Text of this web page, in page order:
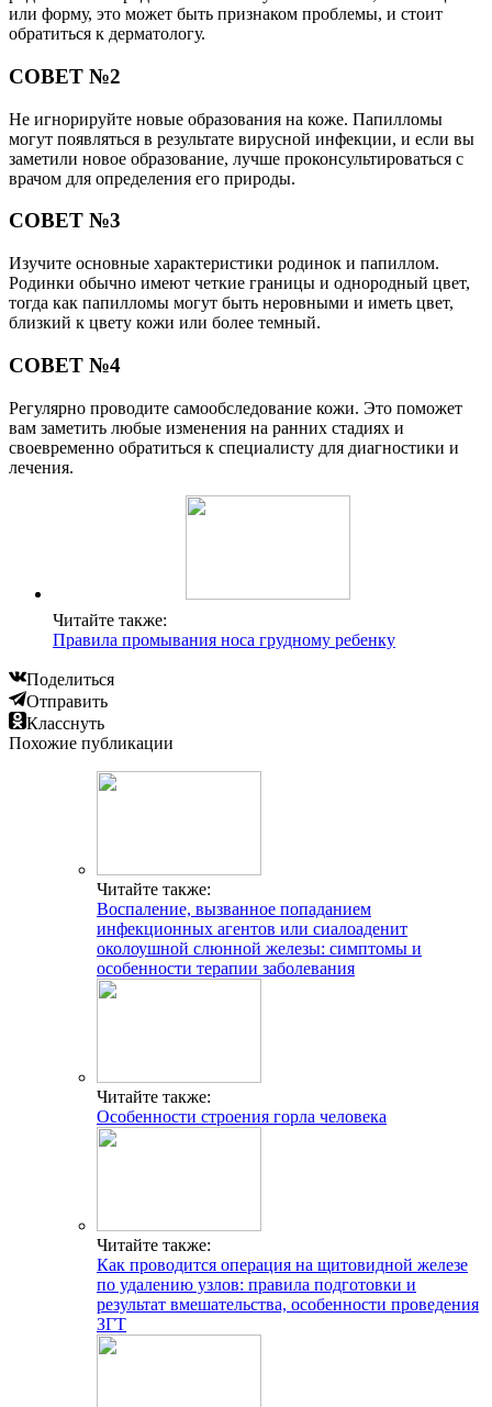
или форму, это может быть признаком проблемы, и стоит
обратиться к дерматологу.
СОВЕТ №2
Не игнорируйте новые образования на коже. Папилломы
могут появляться в результате вирусной инфекции, и если вы
заметили новое образование, лучше проконсультироваться с
врачом для определения его природы.
СОВЕТ №3
Изучите основные характеристики родинок и папиллом.
Родинки обычно имеют четкие границы и однородный цвет,
тогда как папилломы могут быть неровными и иметь цвет,
близкий к цвету кожи или более темный.
СОВЕТ №4
Регулярно проводите самообследование кожи. Это поможет
вам заметить любые изменения на ранних стадиях и
своевременно обратиться к специалисту для диагностики и
лечения.
Читайте также:
Правила промывания носа грудному ребенку
Поделиться
Отправить
Класснуть
Похожие публикации
Читайте также:
Воспаление, вызванное попаданием
инфекционных агентов или сиалоаденит
околоушной слюнной железы: симптомы и
особенности терапии заболевания
Читайте также:
Особенности строения горла человека
Читайте также:
Как проводится операция на щитовидной железе
по удалению узлов: правила подготовки и
результат вмешательства, особенности проведения
ЗГТ